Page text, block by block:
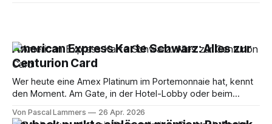
American Express Karte Schwarz: Alles zur
Centurion Card
Wer heute eine Amex Platinum im Portemonnaie hat, kennt
den Moment. Am Gate, in der Hotel-Lobby oder beim
grosses Schauspiel, kein lautes Auftreten. Aber jeder in der
Von Pascal Lammers 26 Apr. 2026